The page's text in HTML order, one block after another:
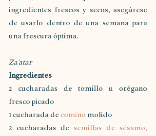
ingredientes frescos y secos, asegúrese
de usarlo dentro de una semana para
una frescura óptima.
Za'atar
Ingredientes
2 cucharadas de tomillo u orégano
fresco picado
1 cucharada de comino molido
2 cucharadas de semillas de sésamo,